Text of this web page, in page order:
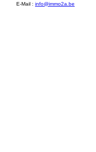
E-Mail : info@immo2a.be